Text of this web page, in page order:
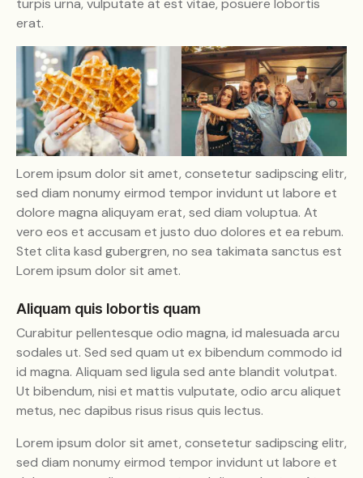
turpis urna, vulputate at est vitae, posuere lobortis
erat.
Lorem ipsum dolor sit amet, consetetur sadipscing elitr,
sed diam nonumy eirmod tempor invidunt ut labore et
dolore magna aliquyam erat, sed diam voluptua. At
vero eos et accusam et justo duo dolores et ea rebum.
Stet clita kasd gubergren, no sea takimata sanctus est
Lorem ipsum dolor sit amet.
Aliquam quis lobortis quam
Curabitur pellentesque odio magna, id malesuada arcu
sodales ut. Sed sed quam ut ex bibendum commodo id
id magna. Aliquam sed ligula sed ante blandit volutpat.
Ut bibendum, nisi et mattis vulputate, odio arcu aliquet
metus, nec dapibus risus risus quis lectus.
Lorem ipsum dolor sit amet, consetetur sadipscing elitr,
sed diam nonumy eirmod tempor invidunt ut labore et